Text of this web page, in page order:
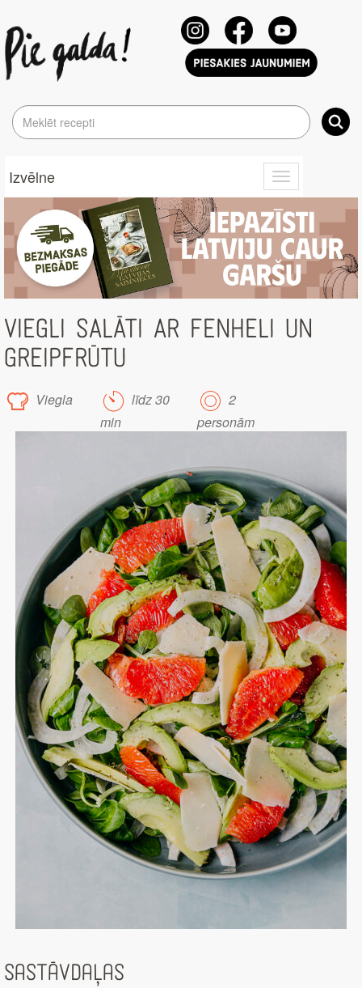
Toggle
navigation
Izvēlne
VIEGLI SALĀTI AR FENHELI UN
GREIPFRŪTU
Viegla
līdz 30
min
2
personām
Sastāvdaļas